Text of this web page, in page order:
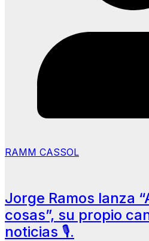
RAMM CASSOL
Jorge Ramos lanza
cosas”, su propio
noticias 🎙️.